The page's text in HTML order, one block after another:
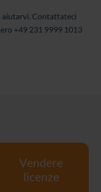
aiutarvi. Contattateci
+49 231 9999 1013
Vendere
licenze